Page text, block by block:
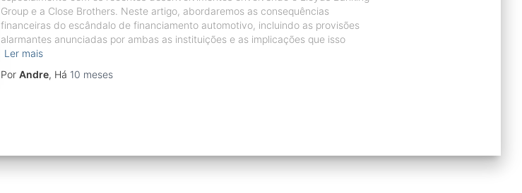
Group e a Close Brothers. Neste artigo, abordaremos as consequências
financeiras do escândalo de financiamento automotivo, incluindo as provisões
alarmantes anunciadas por ambas as instituições e as implicações que isso
Ler mais
Por Andre, Há 10 meses